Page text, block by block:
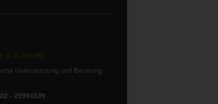
& Kontakt
Unterstützung und Beratung
- 29994539